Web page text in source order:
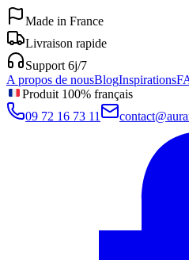
Made in France
Livraison rapide
Support 6j/7
A propos de nousBlogInspirations
Produit 100% français
09 72 16 73 11